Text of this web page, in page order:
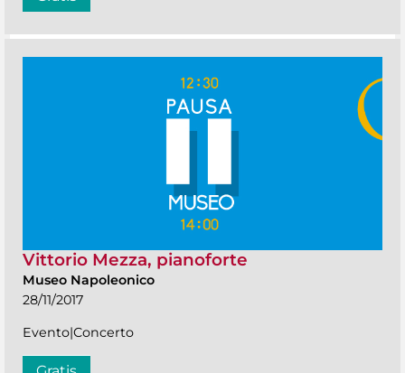
Vittorio Mezza, pianoforte
Museo Napoleonico
28/11/2017
Evento|Concerto